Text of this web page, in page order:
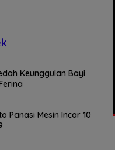
Keunggulan Bayi
Panasi Mesin Incar 10